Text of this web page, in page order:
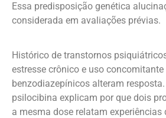
Essa predisposição genética
considerada em avaliações prévias.
Histórico de transtornos
estresse crônico e uso
benzodiazepínicos alteram
psilocibina explicam por que dois
a mesma dose relatam experiências